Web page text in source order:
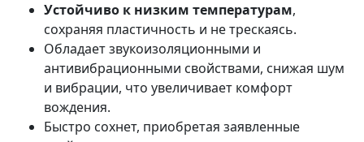
Устойчиво к низким температурам,
сохраняя пластичность и не трескаясь.
Обладает звукоизоляционными и
антивибрационными свойствами, снижая шум
и вибрации, что увеличивает комфорт
вождения.
Быстро сохнет, приобретая заявленные